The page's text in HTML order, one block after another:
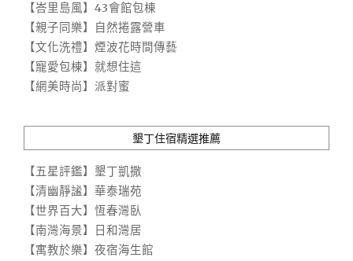
【峇里島風】43會館包棟
【親子同樂】自然捲露營車
【文化洗禮】煙波花時間傳藝
【寵愛包棟】就想住這
【網美時尚】派對蜜
墾丁住宿精選推薦
【五星評鑑】墾丁凱撒
【清幽靜謐】華泰瑞苑
【世界百大】恆春灣臥
【南灣海景】日和灣居
【寓教於樂】夜宿海生館